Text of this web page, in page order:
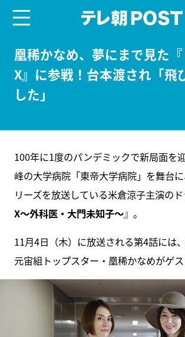
凰稀かなめ、夢にまで見た
X』に参戦！台本渡され「飛
した」
100年に1度のパンデミックで新局面を
峰の大学病院「東帝大学病院」を舞台
リーズを放送している米倉涼子主演の
X～外科医・大門未知子～』。
11月4日（木）に放送される第4話には
元宙組トップスター・凰稀かなめがゲス